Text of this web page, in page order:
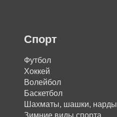
Спорт
Футбол
Хоккей
Волейбол
Баскетбол
Шахматы, шашки, нарды
Зимние виды спорта